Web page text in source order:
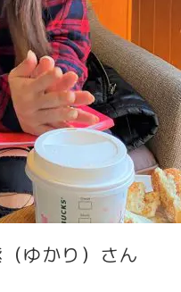
ゆかり）さん